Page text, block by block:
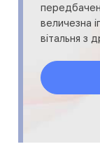
величезна
вітальня з